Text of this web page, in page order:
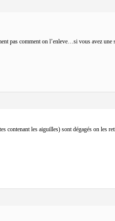
pas comment on l’enleve…si vous avez
contenant les aiguilles) sont dégagés on les